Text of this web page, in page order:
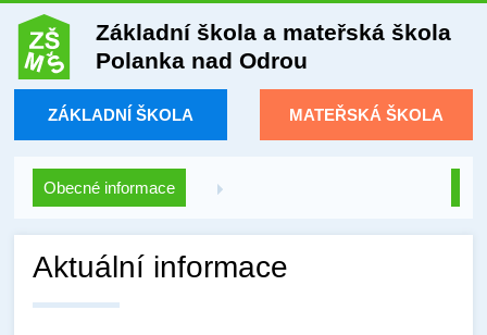
Základní škola a mateřská škola
Polanka nad Odrou
ZÁKLADNÍ ŠKOLA MATEŘSKÁ ŠKOLA
Obecné informace
Aktuální informace